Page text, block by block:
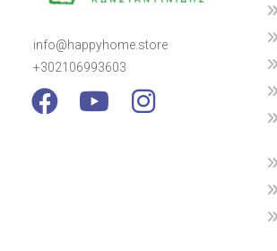
info@happyhome.store
+302106993603
Visit Link
Visit LinkVisit Link